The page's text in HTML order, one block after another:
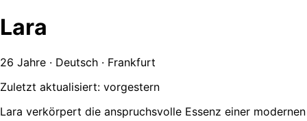
Lara
26 Jahre · Deutsch · Frankfurt
Zuletzt aktualisiert: vorgestern
Lara verkörpert die anspruchsvolle Essenz einer modernen